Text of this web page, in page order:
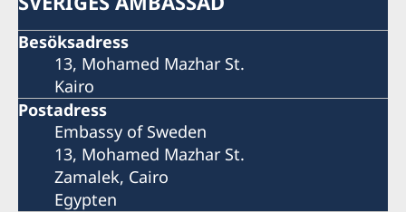
Besöksadress
13, Mohamed Mazhar St.
Kairo
Postadress
Embassy of Sweden
13, Mohamed Mazhar St.
Zamalek, Cairo
Egypten